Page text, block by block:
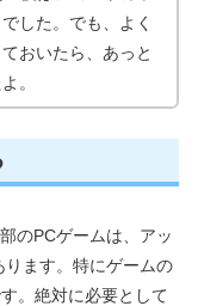
した。でも、よく
おいたら、あっと
。
のPCゲームは、アッ
ます。特にゲームの
。絶対に必要として